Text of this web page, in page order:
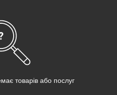
товарів або послуг